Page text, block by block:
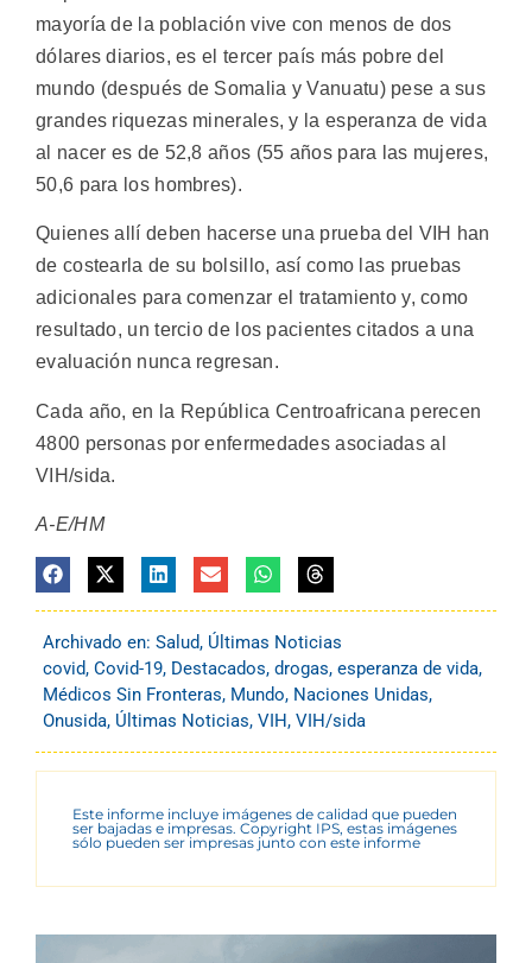
mayoría de la población vive con menos de dos
dólares diarios, es el tercer país más pobre del
mundo (después de Somalia y Vanuatu) pese a sus
grandes riquezas minerales, y la esperanza de vida
al nacer es de 52,8 años (55 años para las mujeres,
50,6 para los hombres).
Quienes allí deben hacerse una prueba del VIH han
de costearla de su bolsillo, así como las pruebas
adicionales para comenzar el tratamiento y, como
resultado, un tercio de los pacientes citados a una
evaluación nunca regresan.
Cada año, en la República Centroafricana perecen
4800 personas por enfermedades asociadas al
VIH/sida.
A-E/HM
Archivado en: Salud, Últimas Noticias
covid, Covid-19, Destacados, drogas, esperanza de vida,
Médicos Sin Fronteras, Mundo, Naciones Unidas,
Onusida, Últimas Noticias, VIH, VIH/sida
Este informe incluye imágenes de calidad que pueden
ser bajadas e impresas. Copyright IPS, estas imágenes
sólo pueden ser impresas junto con este informe